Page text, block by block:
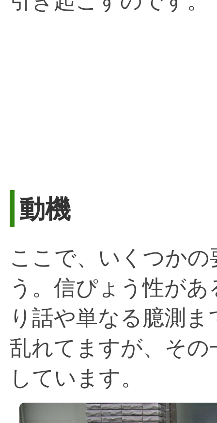
動機
ここで、いくつか
う。信ぴょう性が
り話や単なる臆測
乱れてますが、そ
しています。